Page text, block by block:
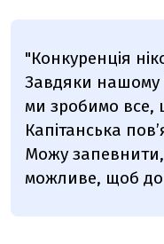
"Конкуренція
Завдяки нашому
ми зробимо все,
Капітанська
Можу
можливе, щоб